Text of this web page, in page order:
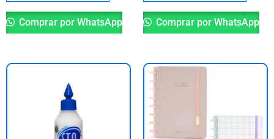
Comprar por WhatsApp Comprar por WhatsApp